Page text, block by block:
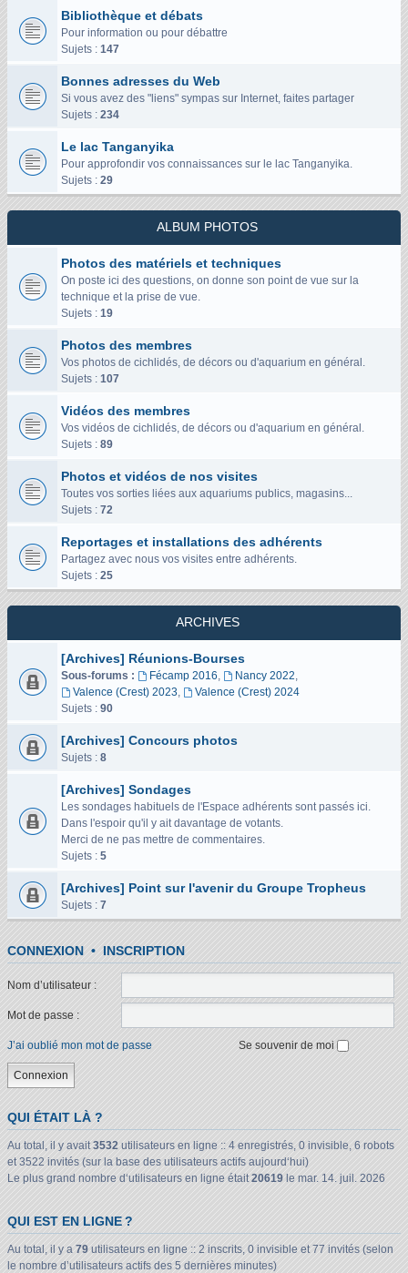
Bibliothèque et débats
Pour information ou pour débattre
Sujets : 147
Bonnes adresses du Web
Si vous avez des "liens" sympas sur Internet, faites partager
Sujets : 234
Le lac Tanganyika
Pour approfondir vos connaissances sur le lac Tanganyika.
Sujets : 29
ALBUM PHOTOS
Photos des matériels et techniques
On poste ici des questions, on donne son point de vue sur la
technique et la prise de vue.
Sujets : 19
Photos des membres
Vos photos de cichlidés, de décors ou d'aquarium en général.
Sujets : 107
Vidéos des membres
Vos vidéos de cichlidés, de décors ou d'aquarium en général.
Sujets : 89
Photos et vidéos de nos visites
Toutes vos sorties liées aux aquariums publics, magasins...
Sujets : 72
Reportages et installations des adhérents
Partagez avec nous vos visites entre adhérents.
Sujets : 25
ARCHIVES
[Archives] Réunions-Bourses
Sous-forums : Fécamp 2016, Nancy 2022,
Valence (Crest) 2023,
Valence (Crest) 2024
Sujets : 90
[Archives] Concours photos
Sujets : 8
[Archives] Sondages
Les sondages habituels de l'Espace adhérents sont passés ici.
Dans l'espoir qu'il y ait davantage de votants.
Merci de ne pas mettre de commentaires.
Sujets : 5
[Archives] Point sur l'avenir du Groupe Tropheus
Sujets : 7
CONNEXION • INSCRIPTION
Nom d’utilisateur :
Mot de passe :
J’ai oublié mon mot de passe Se souvenir de moi
QUI ÉTAIT LÀ ?
Au total, il y avait3532 utilisateurs en ligne :: 4 enregistrés, 0 invisible, 6 robots
et 3522 invités (sur la base des utilisateurs actifs aujourd‘hui)
Le plus grand nombre d‘utilisateurs en ligne était20619 le mar. 14. juil. 2026
QUI EST EN LIGNE ?
Au total, il y a 79 utilisateurs en ligne :: 2 inscrits, 0 invisible et 77 invités (selon
le nombre d’utilisateurs actifs des 5 dernières minutes)